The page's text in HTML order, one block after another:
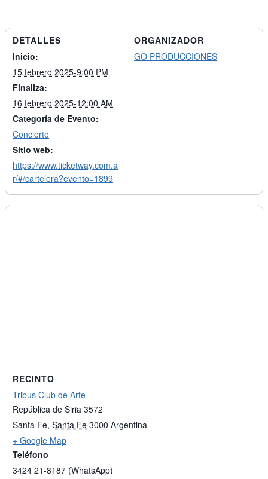
DETALLES
Inicio:
15 febrero 2025-9:00 PM
Finaliza:
16 febrero 2025-12:00 AM
Categoría de Evento:
Concierto
Sitio web:
https://www.ticketway.com.a
r/#/cartelera?evento=1899
ORGANIZADOR
GO PRODUCCIONES
RECINTO
Tribus Club de Arte
República de Siria 3572
Santa Fe, Santa Fe 3000 Argentina
+ Google Map
Teléfono
3424 21-8187 (WhatsApp)